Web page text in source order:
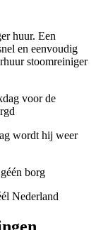
huur. Een
en eenvoudig
stoomreiniger
voor de
wordt hij weer
borg
Nederland